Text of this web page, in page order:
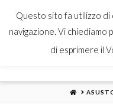
HOME
Questo sito fa utilizzo di
navigazione. Vi chiediamo
di esprimere il